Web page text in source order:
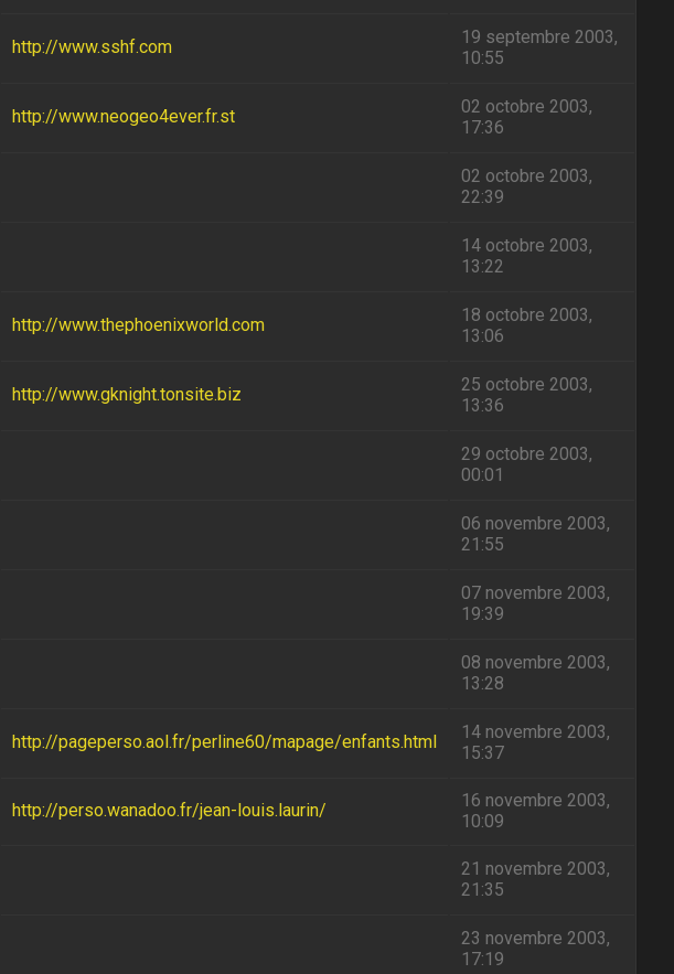
http://www.sshf.com
19 septembre 2003,
10:55
http://www.neogeo4ever.fr.st
02 octobre 2003,
17:36
02 octobre 2003,
22:39
14 octobre 2003,
13:22
http://www.thephoenixworld.com
18 octobre 2003,
13:06
http://www.gknight.tonsite.biz
25 octobre 2003,
13:36
29 octobre 2003,
00:01
06 novembre 2003,
21:55
07 novembre 2003,
19:39
08 novembre 2003,
13:28
http://pageperso.aol.fr/perline60/mapage/enfants.html
14 novembre 2003,
15:37
http://perso.wanadoo.fr/jean-louis.laurin/
16 novembre 2003,
10:09
21 novembre 2003,
21:35
23 novembre 2003,
17:19